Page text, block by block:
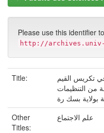
Please use this identifier
http://archives.univ-
Title:
في تكريس القيم
من التنظيمات
بولاية بسك رة
Other
Titles:
علم الاجتماع